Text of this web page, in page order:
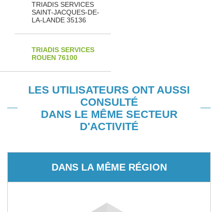
TRIADIS SERVICES
SAINT-JACQUES-DE-
LA-LANDE 35136
TRIADIS SERVICES
ROUEN 76100
LES UTILISATEURS ONT AUSSI
CONSULTÉ
DANS LE MÊME SECTEUR
D'ACTIVITÉ
DANS LA MÊME RÉGION